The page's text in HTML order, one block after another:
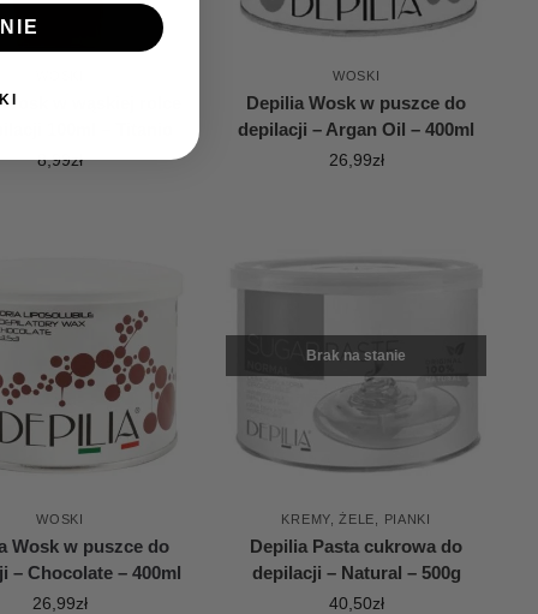
w wąskiej rolce
8,99zł
WOSKI
Depilia Wosk w puszce do
depilacji – Argan Oil – 400ml
26,99zł
WOSKI
Wosk w puszce do
– Chocolate – 400ml
26,99zł
Brak na stanie
KREMY, ŻELE, PIANKI
Depilia Pasta cukrowa do
depilacji – Natural – 500g
40,50zł